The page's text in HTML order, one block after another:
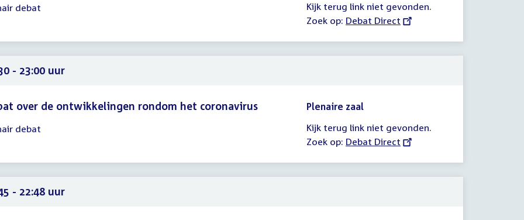
debat
Kijk terug link niet gevonden.
Zoek op: External
Debat Direct
- 23:00 uur
over de ontwikkelingen rondom het coronavirus
debat
Plenaire zaal
Kijk terug link niet gevonden.
Zoek op: External
Debat Direct
- 22:48 uur